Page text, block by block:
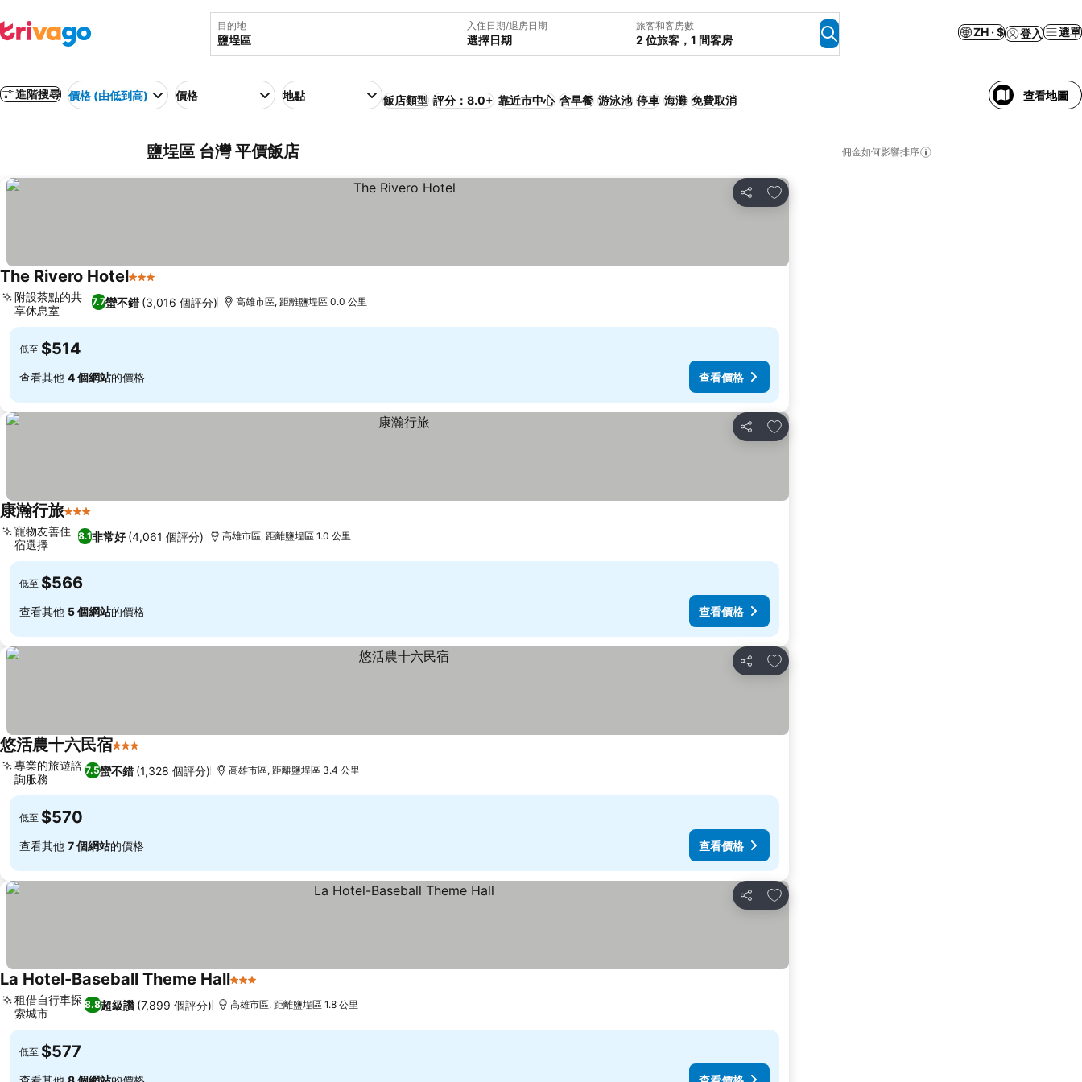
目的地 入住日期/退房日期
選擇日期
旅客和客房數
2 位旅客，1 間客房
ZH · $ 登入 選單
進階搜尋 價格 (由低到高) 價格 地點 飯店類型 評分：8.0+ 靠近市中心 含早餐 游泳池 停車 海灘 免費取消 查看地圖
鹽埕區 台灣 平價飯店 佣金如何影響排序
分享
加入我的最愛
The Rivero Hotel3 星級
7.7蠻不錯 (3,016 個評分)
附設茶點的共
享休息室
高雄市區, 距離鹽埕區 0.0 公里
低至 $514
查看其他 4 個網站的價格 查看價格
分享
加入我的最愛
康瀚行旅3 星級
8.1非常好 (4,061 個評分)
寵物友善住
宿選擇
高雄市區, 距離鹽埕區 1.0 公里
低至 $566
查看其他 5 個網站的價格 查看價格
分享
加入我的最愛
悠活農十六民宿3 星級
7.5蠻不錯 (1,328 個評分)
專業的旅遊諮
詢服務
高雄市區, 距離鹽埕區 3.4 公里
低至 $570
查看其他 7 個網站的價格 查看價格
分享
加入我的最愛
La Hotel-Baseball Theme Hall3 星級
8.8超級讚 (7,899 個評分)
租借自行車探
索城市
高雄市區, 距離鹽埕區 1.8 公里
低至 $577